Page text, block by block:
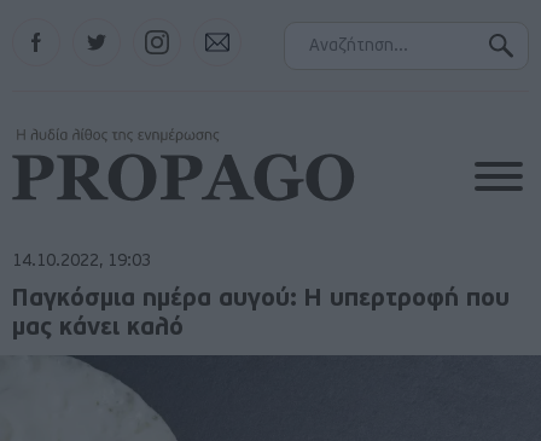
Instagram
14.10.2022, 19:03
Παγκόσμια ημέρα αυγού: Η υπερτροφή που
μας κάνει καλό